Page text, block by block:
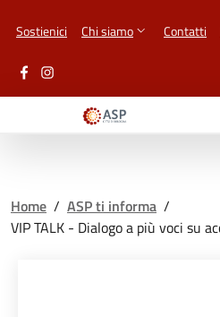
Sostienici Chi siamo Contatti
Home / ASP ti informa /
VIP TALK - Dialogo a più voci su